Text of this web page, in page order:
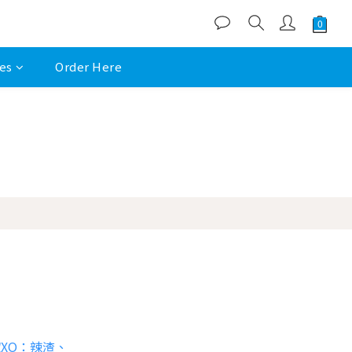
Order Here